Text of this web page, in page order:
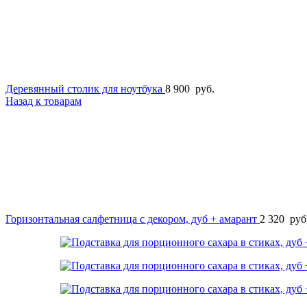
Деревянный столик для ноутбука 8 900 руб.
Назад к товарам
Горизонтальная салфетница с декором, дуб + амарант 2 320